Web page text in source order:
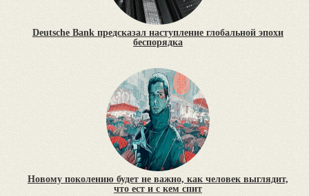
Deutsche Bank предсказал наступление глобальной эпохи
беспорядка
Новому поколению будет не важно, как человек выглядит,
что ест и с кем спит